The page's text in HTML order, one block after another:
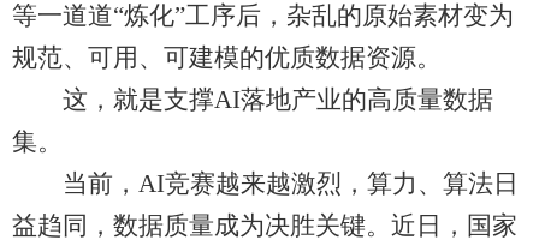
等一道道“炼化”工序后，杂乱的原始素材变为
规范、可用、可建模的优质数据资源。
这，就是支撑AI落地产业的高质量数据
集。
当前，AI竞赛越来越激烈，算力、算法日
益趋同，数据质量成为决胜关键。近日，国家